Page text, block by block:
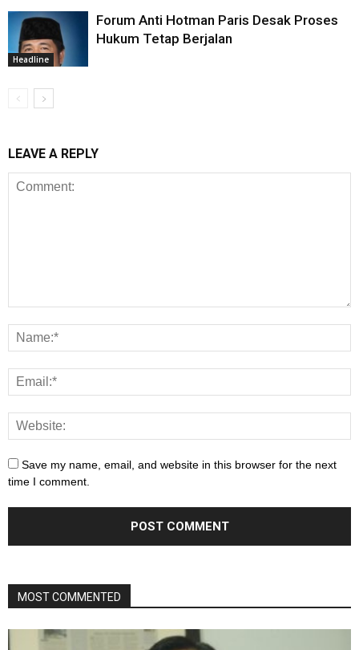
Headline
Forum Anti Hotman Paris Desak Proses
Hukum Tetap Berjalan
LEAVE A REPLY
Save my name, email, and website in this browser for the next
time I comment.
MOST COMMENTED